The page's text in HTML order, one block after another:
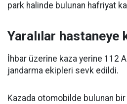
park halinde bulunan hafriyat
Yaralılar hastaneye
İhbar üzerine kaza yerine 112
jandarma ekipleri sevk edildi.
Kazada otomobilde bulunan